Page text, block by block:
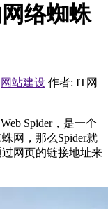
络蜘蛛
网站建设 作者: IT网
Spider，是一个
网，那么Spider就
网页的链接地址来